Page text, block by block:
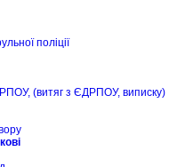
поліції
(витяг з ЄДРПОУ, виписку)